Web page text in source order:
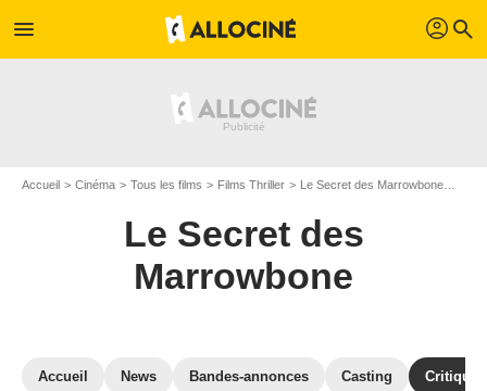
menu profil search
Accueil Cinéma Tous les films Films Thriller Le Secret des Marrowbone
Le Secret des
Marrowbone
Accueil News Bandes-annonces Casting